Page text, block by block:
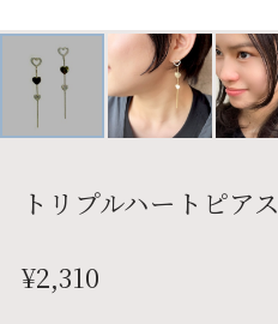
トリプルハートピアス
¥2,310